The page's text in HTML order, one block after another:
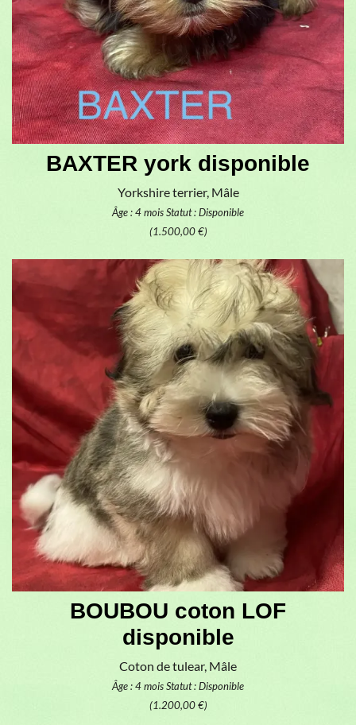
BAXTER york disponible
Yorkshire terrier, Mâle
Âge : 4 moisStatut : Disponible
(1.500,00 €)
BOUBOU coton LOF
disponible
Coton de tulear, Mâle
Âge : 4 moisStatut : Disponible
(1.200,00 €)